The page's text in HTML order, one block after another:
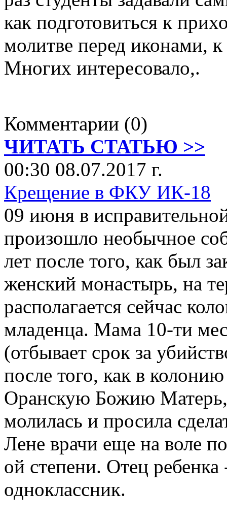
как подготовиться к
молитве перед иконами,
Многих интересовало,.
Комментарии (0)
ЧИТАТЬ СТАТЬЮ >>
00:30 08.07.2017 г.
Крещение в ФКУ ИК-18
09 июня в
произошло необычное
лет после того, как был
женский монастырь, на
располагается сейчас
младенца. Мама 10-ти
(отбывает срок за
после того, как в
Оранскую Божию
молилась и просила
Лене врачи еще на воле
ой степени. Отец
одноклассник.